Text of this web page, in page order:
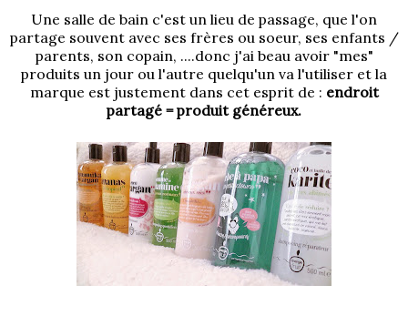
Une salle de bain c'est un lieu de passage, que l'on
partage souvent avec ses frères ou soeur, ses enfants /
parents, son copain, ....donc j'ai beau avoir "mes"
produits un jour ou l'autre quelqu'un va l'utiliser et la
marque est justement dans cet esprit de : endroit
partagé = produit généreux.